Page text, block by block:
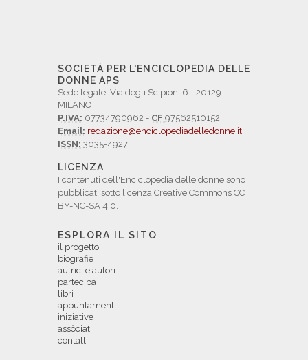
SOCIETÀ PER L'ENCICLOPEDIA DELLE
DONNE APS
Sede legale: Via degli Scipioni 6 - 20129
MILANO
P.IVA: 07734790962 - CF 97562510152
Email: redazione@enciclopediadelledonne.it
ISSN: 3035-4927
LICENZA
I contenuti dell'Enciclopedia delle donne sono
pubblicati sotto licenza Creative Commons CC
BY-NC-SA 4.0.
ESPLORA IL SITO
il progetto
biografie
autrici e autori
partecipa
libri
appuntamenti
iniziative
assòciati
contatti